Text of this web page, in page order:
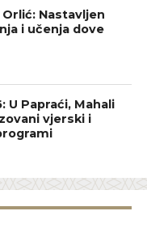
Nastavljen
i učenja dove
U Papraći, Mahali
vjerski i